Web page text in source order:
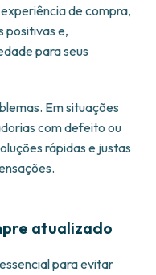
de compra,
positivas e,
para seus
Em situações
com defeito ou
rápidas e justas
atualizado
para evitar